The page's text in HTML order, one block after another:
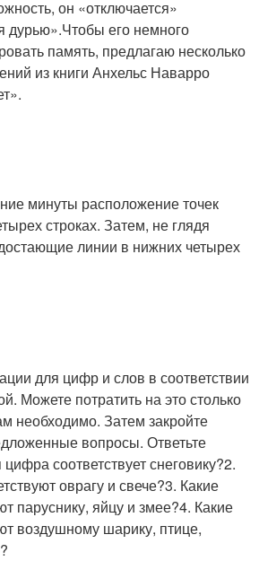
он «отключается»
дурью».Чтобы его немного
память, предлагаю несколько
из книги Анхельс Наварро
минуты расположение точек
строках. Затем, не глядя
линии в нижних четырех
для цифр и слов в соответствии
Можете потратить на это столько
необходимо. Затем закройте
вопросы. Ответьте
соответствует снеговику?2.
оврагу и свече?3. Какие
паруснику, яйцу и змее?4. Какие
воздушному шарику, птице,